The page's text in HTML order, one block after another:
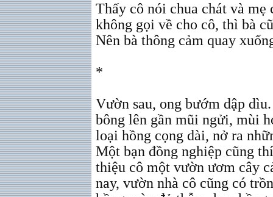
Thấy cô nói chua chát và
không gọi về cho cô, thì bà
Nên bà thông cảm quay
*
Vườn sau, ong bướm dập
bông lên gần mũi ngửi, mùi
loại hồng cọng dài, nở ra
Một bạn đồng nghiệp cũng
thiệu cô một vườn ươm cây
nay, vườn nhà cô cũng có